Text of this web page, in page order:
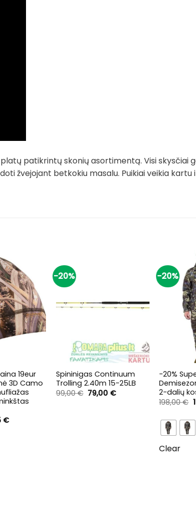
patikrintų skonių asortimentą. Visi skysčiai
žvejojant betkokiu masalu. Puikiai veikia
19eur
3D Camo
€Current
-20%
Spininigas Continuum
Trolling 2.40m 15-25LB
99,00€ Original
price
79,00 €Current
-20%
-20%
2-dalių
198,00€
Clear